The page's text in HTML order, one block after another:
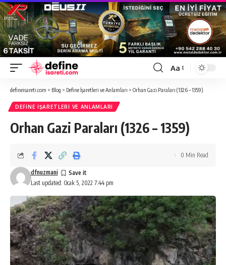
Font
Resizer
Aa
defineisareti.com > Blog > Define İşaretleri ve Anlamları > Orhan Gazi Paraları (1326 – 1359)
DEFINE İŞARETLERI VE ANLAMLARI
Orhan Gazi Paraları (1326 – 1359)
Last updated: Ocak 5, 2022 7:44 pm
dfnuzmani
0 Min Read